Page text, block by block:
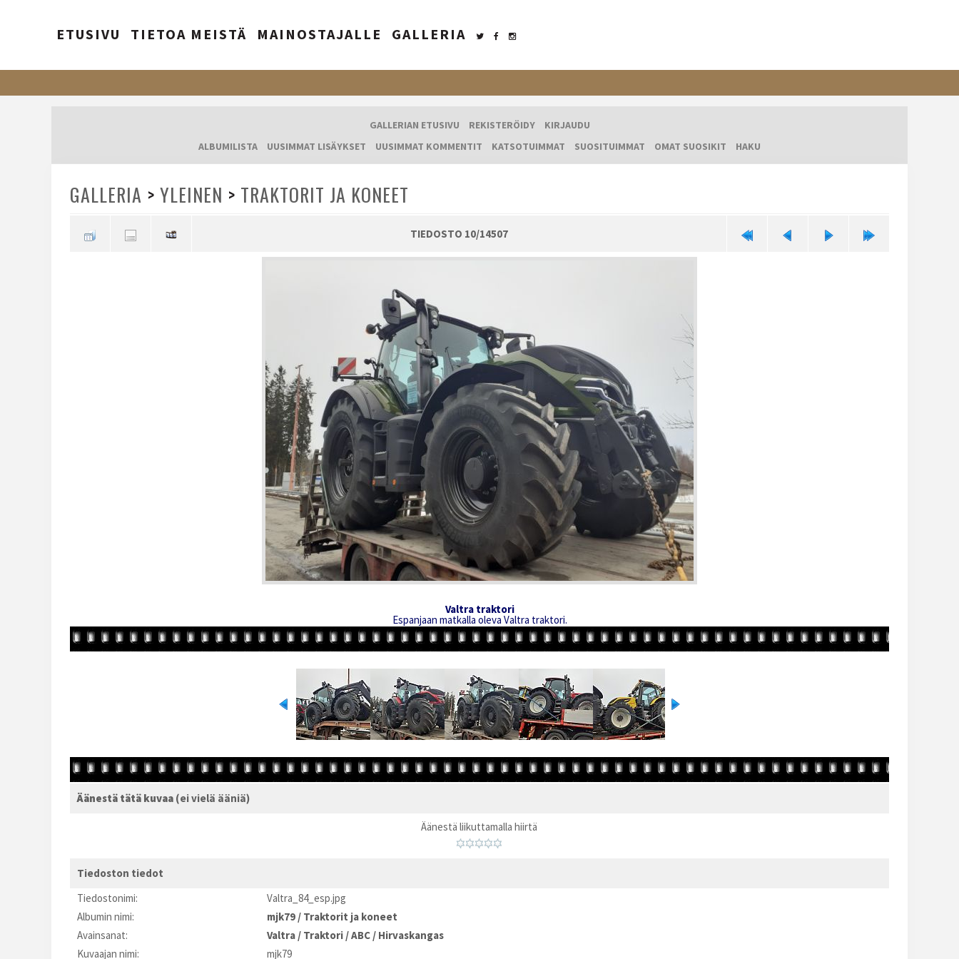
ETUSIVU TIETOA MEISTÄ MAINOSTAJALLE GALLERIA
GALLERIAN ETUSIVU REKISTERÖIDY
KIRJAUDU
ALBUMILISTA
UUSIMMAT LISÄYKSET UUSIMMAT KOMMENTIT KATSOTUIMMAT SUOSITUIMMAT OMAT SUOSIKIT HAKU
GALLERIA > YLEINEN > TRAKTORIT JA KONEET
TIEDOSTO 10/14507
Valtra traktori
Espanjaan matkalla oleva Valtra traktori.
Äänestä tätä kuvaa (ei vielä ääniä)
Äänestä liikuttamalla hiirtä
Tiedoston tiedot
Tiedostonimi:
Valtra_84_esp.jpg
Albumin nimi:
mjk79 / Traktorit ja koneet
Avainsanat:
Valtra / Traktori /ABC / Hirvaskangas
Kuvaajan nimi:
mjk79